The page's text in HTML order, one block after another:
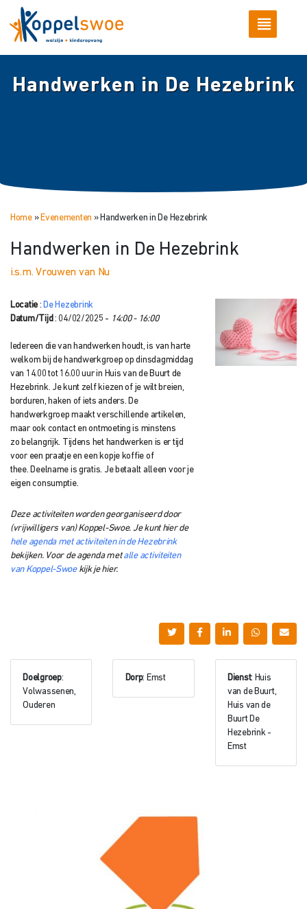
Handwerken in De Hezebrink
Home» Evenementen » Handwerken in De Hezebrink
Handwerken in De Hezebrink
i.s.m. Vrouwen van Nu
Locatie : De Hezebrink
Datum/Tijd : 04/02/2025 - 14:00 - 16:00
Iedereen die van handwerken houdt, is van harte
welkom bij de handwerkgroep op dinsdagmiddag
van 14.00 tot 16.00 uur in Huis van de Buurt de
Hezebrink. Je kunt zelf kiezen of je wilt breien,
borduren, haken of iets anders. De
handwerkgroepmaakt verschillende artikelen,
maar ook contact en ontmoeting is minstens
zo belangrijk. Tijdens het handwerken is er tijd
voor een praatje en een kopje koffie of
thee. Deelname is gratis. Je betaalt alleen voor je
eigen consumptie.
Deze activiteiten worden georganiseerd door
(vrijwilligers van) Koppel-Swoe. Je kunt hier de
hele agenda met activiteiten in de Hezebrink
bekijken. Voor de agenda metalle activiteiten
van Koppel-Swoekijk je hier.
Doelgroep:
Volwassenen,
Ouderen
Dorp: Emst Dienst: Huis
van de Buurt,
Huis van de
Buurt De
Hezebrink -
Emst